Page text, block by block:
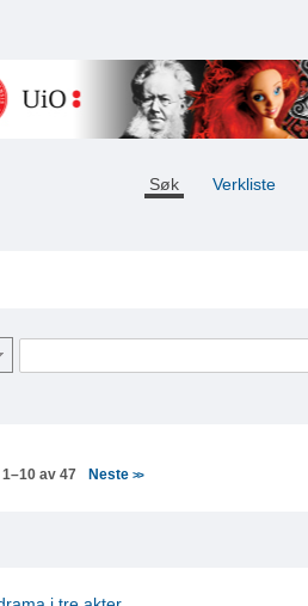
Søk Verkliste
1–10 av 47 Neste>>